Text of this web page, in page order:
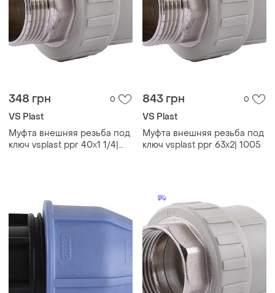
348 грн 0
VS Plast
Муфта внешняя резьба под
ключ vsplast ppr 40x1 1/4|
843 грн 0
VS Plast
Муфта внешняя резьба под
ключ vsplast ppr 63x2| 1005